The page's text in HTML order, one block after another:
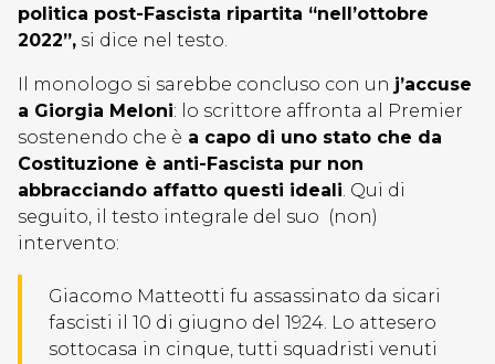
politica post-Fascista ripartita “nell’ottobre
2022”, si dice nel testo.
Il monologo si sarebbe concluso con un j’accuse
a Giorgia Meloni: lo scrittore affronta al Premier
sostenendo che è a capo di uno stato che da
Costituzione è anti-Fascista pur non
abbracciando affatto questi ideali. Qui di
seguito, il testo integrale del suo (non)
intervento:
Giacomo Matteotti fu assassinato da sicari
fascisti il 10 di giugno del 1924. Lo attesero
sottocasa in cinque, tutti squadristi venuti